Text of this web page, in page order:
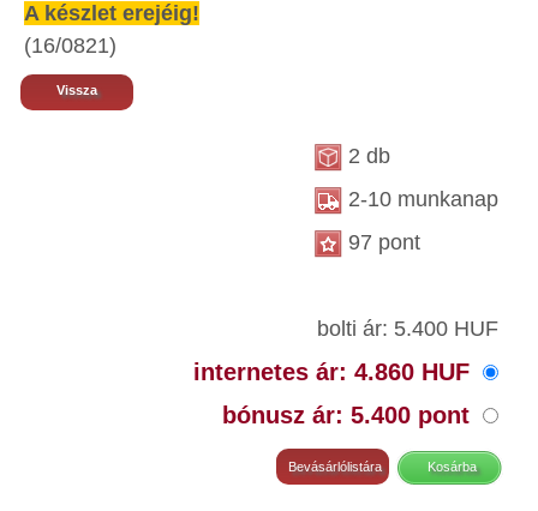
A készlet erejéig!
(16/0821)
Vissza
2 db
2-10 munkanap
97 pont
bolti ár: 5.400 HUF
internetes ár: 4.860 HUF
bónusz ár: 5.400 pont